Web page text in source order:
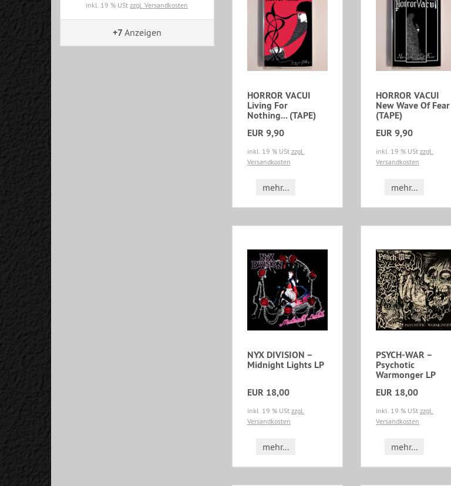
HORROR VACUI
Living For
Nothing... (TAPE)
EUR 9,90
inkl. 19 % USt zzgl.
Versandkosten
mehr...
HORROR VACUI
New Wave Of Fear
(TAPE)
EUR 9,90
inkl. 19 % USt zzgl.
Versandkosten
mehr...
NYX DIVISION –
Midnight Lights LP
EUR 18,00
inkl. 19 % USt zzgl.
Versandkosten
mehr...
PSYCH-WAR –
Psychotic
Warmonger LP
EUR 18,00
inkl. 19 % USt zzgl.
Versandkosten
mehr...
inkl. 19 % UStzzgl. Versandkosten
+7 Anzeigen